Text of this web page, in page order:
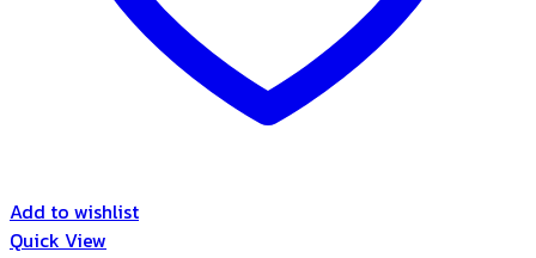
Add to wishlist
Quick View